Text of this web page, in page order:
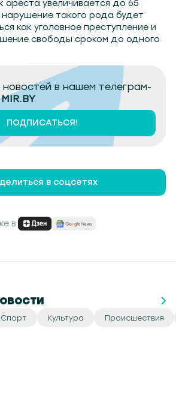
ареста увеличивается до 65
такого рода будет
как уголовное преступление и
свободы сроком до одного
новостей в нашем телеграм-
MIR.BY
ПОДПИСАТЬСЯ!
в соцсетях
в:
Спорт Культура Происшествия